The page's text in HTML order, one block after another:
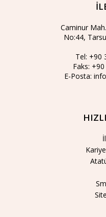
Caminur
No:44,
Tel: +90
Faks:
E-Posta: